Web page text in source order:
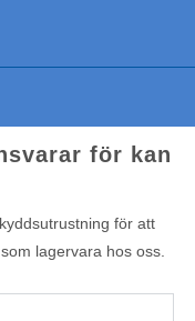
för kan
för att
lagervara hos oss.